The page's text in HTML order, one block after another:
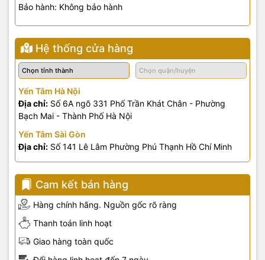
Bảo hành: Không bảo hành
Hệ thống cửa hàng
Yến Tâm Hà Nội
Địa chỉ: Số 6A ngõ 331 Phố Trần Khát Chân - Phường
Bạch Mai - Thành Phố Hà Nội
Yến Tâm Sài Gòn
Địa chỉ: Số 141 Lê Lâm Phường Phú Thạnh Hồ Chí Minh
Cam kết bán hàng
Hàng chính hãng. Nguồn gốc rõ ràng
Thanh toán linh hoạt
Giao hàng toàn quốc